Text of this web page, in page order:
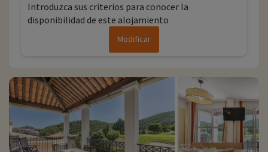
Introduzca sus criterios para conocer la
disponibilidad de este alojamiento
Modificar